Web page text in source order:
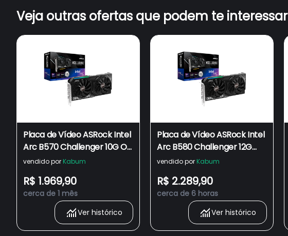
Veja outras ofertas que podem te interessar
Placa de Vídeo ASRock Intel
Arc B570 Challenger 10G OC
- 90-GA5KZZ-00UANF
vendido por Kabum
R$ 1.969,90
cerca de 1 mês
Ver histórico
Placa de Vídeo ASRock Intel
Arc B580 Challenger 12G
OC, 12GB, GDDR6, 2740MHz
vendido por Kabum
R$ 2.289,90
cerca de 6 horas
Ver histórico